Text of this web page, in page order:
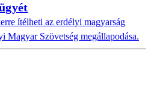
ítélheti az erdélyi magyarság
Magyar Szövetség megállapodása.